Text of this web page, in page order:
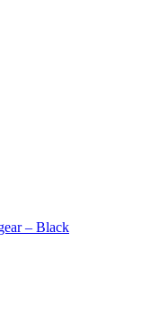
– Black